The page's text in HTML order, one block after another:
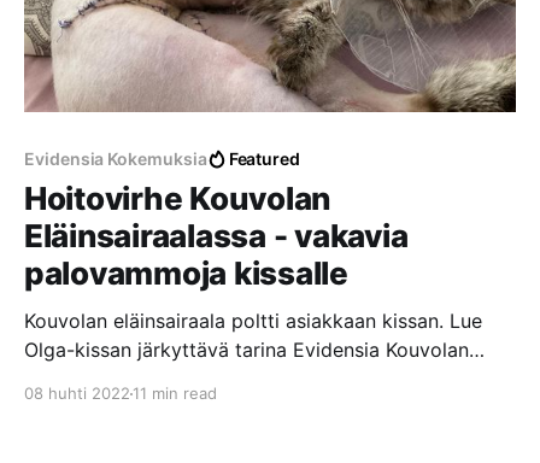
Evidensia Kokemuksia Featured
Hoitovirhe Kouvolan
Eläinsairaalassa - vakavia
palovammoja kissalle
Kouvolan eläinsairaala poltti asiakkaan kissan. Lue
Olga-kissan järkyttävä tarina Evidensia Kouvolan
08 huhti 2022 11 min read